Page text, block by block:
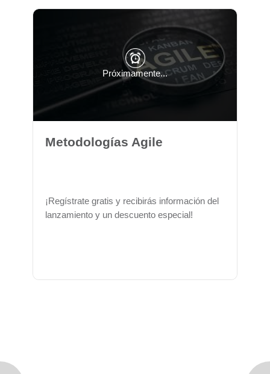
Próximamente...
Metodologías Agile
¡Regístrate gratis y recibirás información del
lanzamiento y un descuento especial!